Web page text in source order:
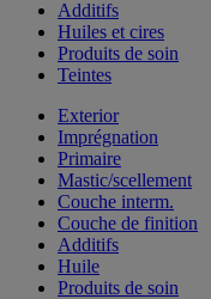
Additifs
Huiles et cires
Produits de soin
Teintes
Exterior
Imprégnation
Primaire
Mastic/scellement
Couche interm.
Couche de finition
Additifs
Huile
Produits de soin